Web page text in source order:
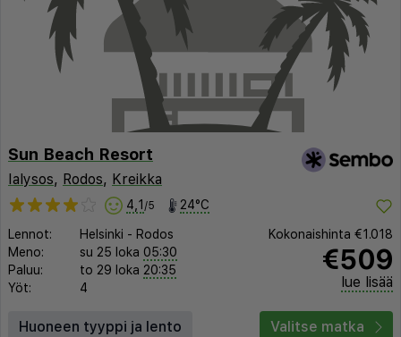
Sun Beach Resort
Ialysos, Rodos, Kreikka
4,1 /5 24°C
Lennot: Helsinki - Rodos
Meno:
su 25 loka 05:30
Paluu:
to 29 loka 20:35
Yöt:
4
Kokonaishinta €1.018
€509
lue lisää
Huoneen tyyppi ja lento Valitse matka